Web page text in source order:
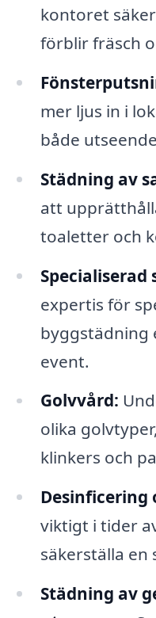
kontoret
förblir fräsch
mer ljus in i
både
Städning av
att
toaletter och
Specialiserad
expertis för
byggstädning
event.
Golvvård:
olika
klinkers och
Desinficering
viktigt i tider
säkerställa en
Städning av